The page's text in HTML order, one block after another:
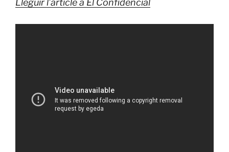
Lleguir l’article a El Confidencial